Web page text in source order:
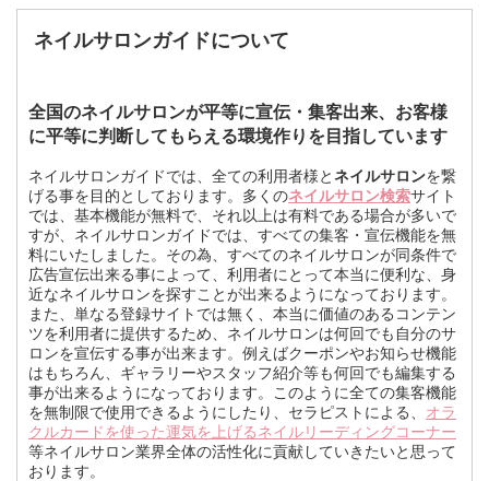
ネイルサロンガイドについて
全国のネイルサロンが平等に宣伝・集客出来、お客様
に平等に判断してもらえる環境作りを目指しています
ネイルサロンガイドでは、全ての利用者様とネイルサロンを繋
げる事を目的としております。多くのネイルサロン検索サイト
では、基本機能が無料で、それ以上は有料である場合が多いで
すが、ネイルサロンガイドでは、すべての集客・宣伝機能を無
料にいたしました。その為、すべてのネイルサロンが同条件で
広告宣伝出来る事によって、利用者にとって本当に便利な、身
近なネイルサロンを探すことが出来るようになっております。
また、単なる登録サイトでは無く、本当に価値のあるコンテン
ツを利用者に提供するため、ネイルサロンは何回でも自分のサ
ロンを宣伝する事が出来ます。例えばクーポンやお知らせ機能
はもちろん、ギャラリーやスタッフ紹介等も何回でも編集する
事が出来るようになっております。このように全ての集客機能
を無制限で使用できるようにしたり、セラピストによる、 オラ
クルカードを使った運気を上げるネイルリーディングコーナー
等ネイルサロン業界全体の活性化に貢献していきたいと思って
おります。